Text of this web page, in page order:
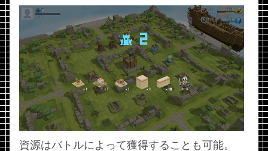
資源はバトルによって獲得することも可能。